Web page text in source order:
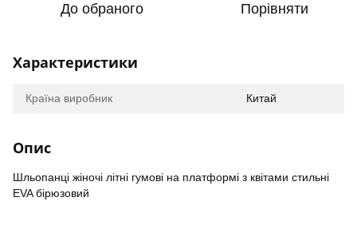
До обраного Порівняти
Характеристики
Країна виробник Китай
Опис
Шльопанці жіночі літні гумові на платформі з квітами стильні
EVA бірюзовий